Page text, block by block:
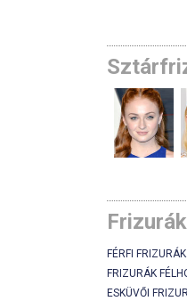
FÉRFI
FRIZURÁK
ESKÜVŐI